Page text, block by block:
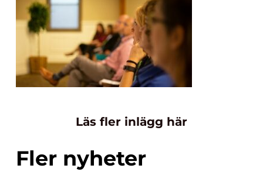
Läs fler inlägg här
Fler nyheter